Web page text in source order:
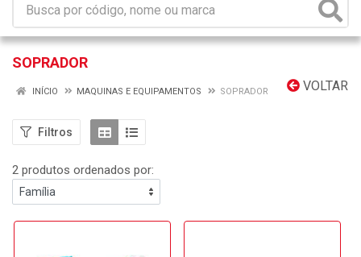
SOPRADOR
VOLTAR
INÍCIO MAQUINAS E EQUIPAMENTOS SOPRADOR
Filtros
2 produtos ordenados por: